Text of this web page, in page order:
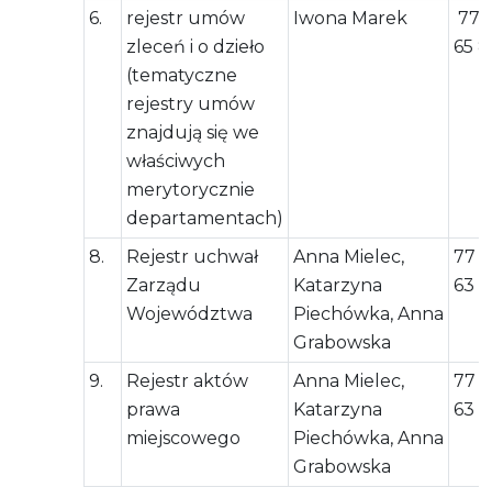
6.
rejestr umów
zleceń i o dzieło
(tematyczne
rejestry umów
znajdują się we
właściwych
merytorycznie
departamentach)
Iwona Marek
77
65
8.
Rejestr uchwał
Zarządu
Województwa
Anna Mielec,
Katarzyna
Piechówka, Anna
Grabowska
77
63
9.
Rejestr aktów
prawa
miejscowego
Anna Mielec,
Katarzyna
Piechówka, Anna
Grabowska
77
63